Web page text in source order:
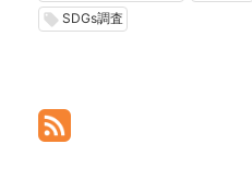
local_offer SDGs調査